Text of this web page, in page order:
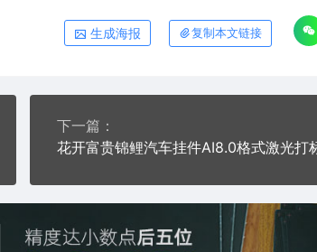
生成海报 复制本文链接
下一篇：